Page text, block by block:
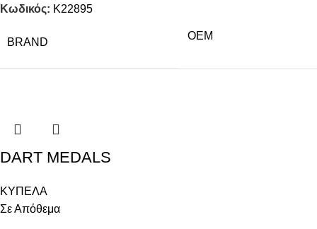
Κωδικός: Κ22895
BRAND
OEM
DART MEDALS
ΚΥΠΕΛΑ
Σε Απόθεμα